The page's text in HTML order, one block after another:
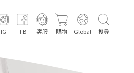
IG FB 客服 購物 Global 搜尋